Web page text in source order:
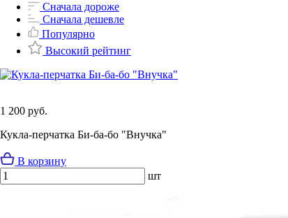
Сначала дороже
Сначала дешевле
Популярно
Высокий рейтинг
1 200 руб.
Кукла-перчатка Би-ба-бо "Внучка"
В корзину
шт